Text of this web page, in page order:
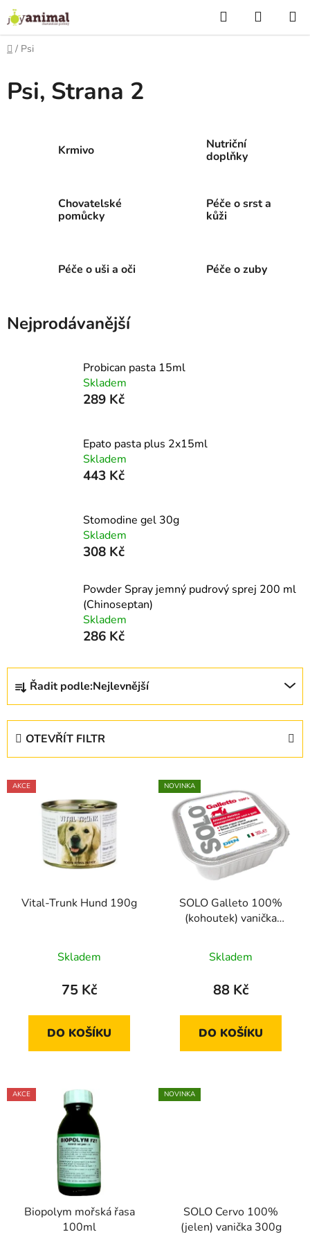
Přejít
na
obsah
Hledat
KOŠÍK
Domů
/ Psi
Psi, Strana 2
Krmivo
Nutriční
doplňky
Chovatelské
pomůcky
Péče o srst a
kůži
Péče o uši a oči Péče o zuby
Nejprodávanější
Probican pasta 15ml
Skladem
289 Kč
Epato pasta plus 2x15ml
Skladem
443 Kč
Stomodine gel 30g
Skladem
308 Kč
Powder Spray jemný pudrový sprej 200 ml
(Chinoseptan)
Skladem
286 Kč
Ř
z
p
Řadit podle:Nejlevnější
OTEVŘÍT FILTR
V
ý
AKCE
Vital-Trunk Hund 190g
Skladem
75 Kč
DO KOŠÍKU
NOVINKA
SOLO Galleto 100%
(kohoutek) vanička
Skladem
88 Kč
DO KOŠÍKU
AKCE
Biopolym mořská řasa
100ml
NOVINKA
SOLO Cervo 100%
(jelen) vanička 300g